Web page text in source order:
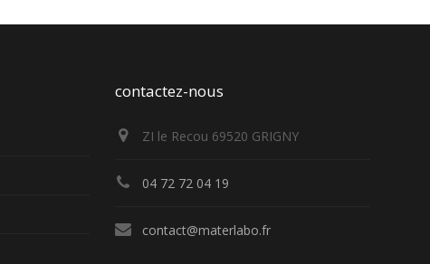
contactez-nous
ZI le Recou 69520 GRIGNY
04 72 72 04 19
contact@materlabo.fr